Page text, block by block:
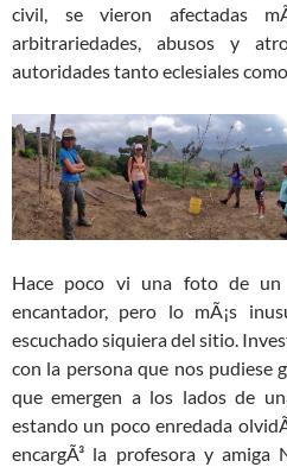
civil, se vieron afectadas
arbitrariedades, abusos y
autoridades tanto eclesiales
Hace poco vi una foto de un
encantador, pero lo mÃ¡s
escuchado siquiera del sitio.
con la persona que nos pudiese
que emergen a los lados de
estando un poco enredada
encargÃ³ la profesora y amiga